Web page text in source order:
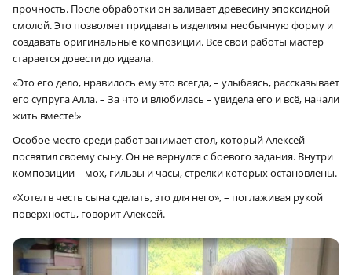
прочность. После обработки он заливает древесину эпоксидной
смолой. Это позволяет придавать изделиям необычную форму и
создавать оригинальные композиции. Все свои работы мастер
старается довести до идеала.
«Это его дело, нравилось ему это всегда, – улыбаясь, рассказывает
его супруга Алла. – За что и влюбилась – увидела его и всё, начали
жить вместе!»
Особое место среди работ занимает стол, который Алексей
посвятил своему сыну. Он не вернулся с боевого задания. Внутри
композиции – мох, гильзы и часы, стрелки которых остановлены.
«Хотел в честь сына сделать, это для него», – поглаживая рукой
поверхность, говорит Алексей.